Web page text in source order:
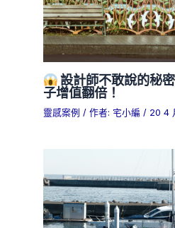
設計師不敢說的秘
子增值翻倍！
靈感案例 / 作者: 宅小編/ 20 4